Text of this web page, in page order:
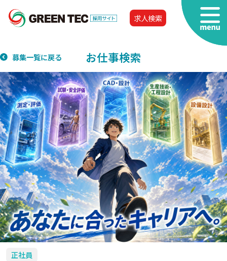
求人検索
お仕事検索
募集一覧に戻る
正社員